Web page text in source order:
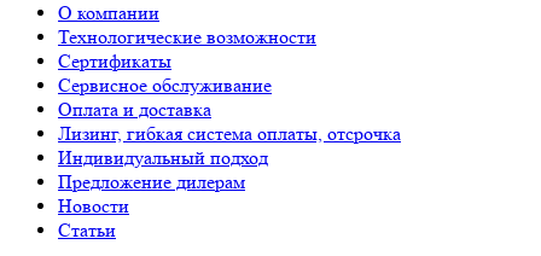
О компании
Технологические возможности
Сертификаты
Сервисное обслуживание
Оплата и доставка
Лизинг, гибкая система оплаты, отсрочка
Индивидуальный подход
Предложение дилерам
Новости
Статьи